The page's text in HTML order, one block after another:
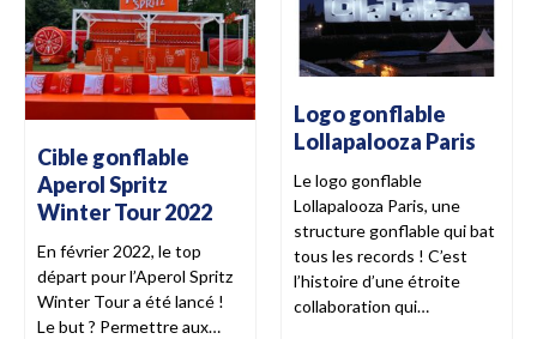
Cible gonflable
Aperol Spritz
Winter Tour 2022
En février 2022, le top
départ pour l’Aperol Spritz
Winter Tour a été lancé !
Le but ? Permettre aux…
Logo gonflable
Lollapalooza Paris
Le logo gonflable
Lollapalooza Paris, une
structure gonflable qui bat
tous les records ! C’est
l’histoire d’une étroite
collaboration qui…